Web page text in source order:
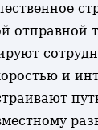
отправной
и